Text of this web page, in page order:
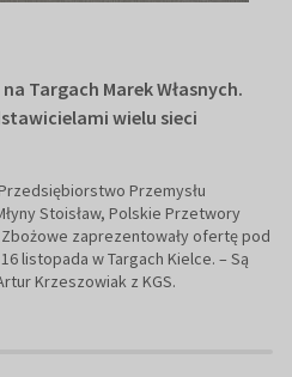
Targach Marek Własnych.
wielu sieci
Przemysłu
Stoisław, Polskie Przetwory
Zbożowe zaprezentowały ofertę pod
listopada w Targach Kielce. – Są
Krzeszowiak z KGS.